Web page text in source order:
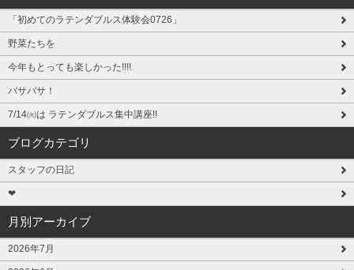
「初めてのラテンダブルス体験会0726」
野菜たちを
今年もとっても楽しかった!!!!
バサバサ！
7/14㈫は ラテンダブルス集中講座!!
ブログカテゴリ
スタッフの日記
❤
月別アーカイブ
2026年7月